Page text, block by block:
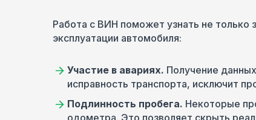
Работа с ВИН поможет узнать не только
эксплуатации автомобиля:
Участие в авариях. Получение
исправность транспорта, исключит
Подлинность пробега. Некоторые
одометра. Это позволяет скрыть